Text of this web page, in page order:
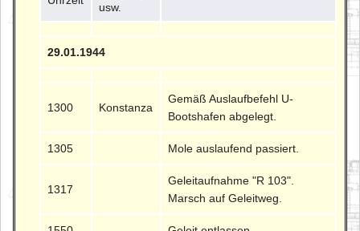
usw.
29.01.1944
1300 Konstanza
Gemäß Auslaufbefehl U-
Bootshafen abgelegt.
1305 Mole auslaufend passiert.
1317
Geleitaufnahme "R 103".
Marsch auf Geleitweg.